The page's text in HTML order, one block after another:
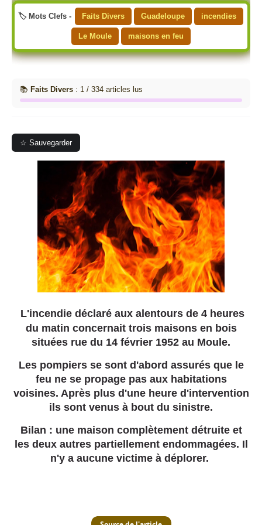
🏷️ Mots Clefs - Faits Divers Guadeloupe incendies
Le Moule maisons en feu
📚 Faits Divers : 1 / 334 articles lus
☆ Sauvegarder
L'incendie déclaré aux alentours de 4 heures
du matin concernait trois maisons en bois
situées rue du 14 février 1952 au Moule.
Les pompiers se sont d'abord assurés que le
feu ne se propage pas aux habitations
voisines. Après plus d'une heure d'intervention
ils sont venus à bout du sinistre.
Bilan : une maison complètement détruite et
les deux autres partiellement endommagées. Il
n'y a aucune victime à déplorer.